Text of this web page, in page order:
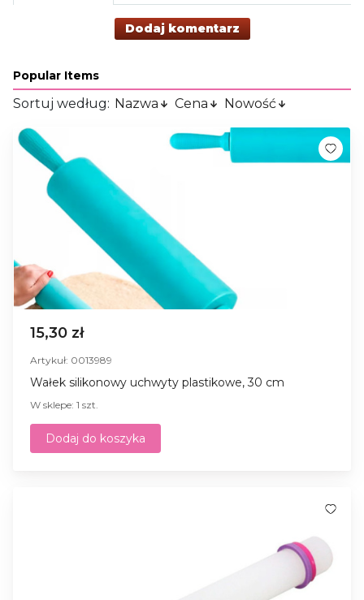
Dodaj komentarz
Popular Items
Sortuj według: Nazwa Cena Nowość
15,30 zł
Artykuł: 0013989
Wałek silikonowy uchwyty plastikowe, 30 cm
W sklepe: 1 szt.
Dodaj do koszyka